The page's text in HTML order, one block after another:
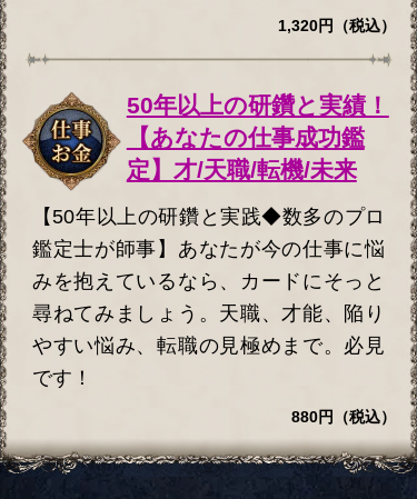
1,320円（税込）
50年以上の研鑽と実績！
【あなたの仕事成功鑑
定】才/天職/転機/未来
【50年以上の研鑽と実践◆数多のプロ
鑑定士が師事】あなたが今の仕事に悩
みを抱えているなら、カードにそっと
尋ねてみましょう。天職、才能、陥り
やすい悩み、転職の見極めまで。必見
です！
880円（税込）